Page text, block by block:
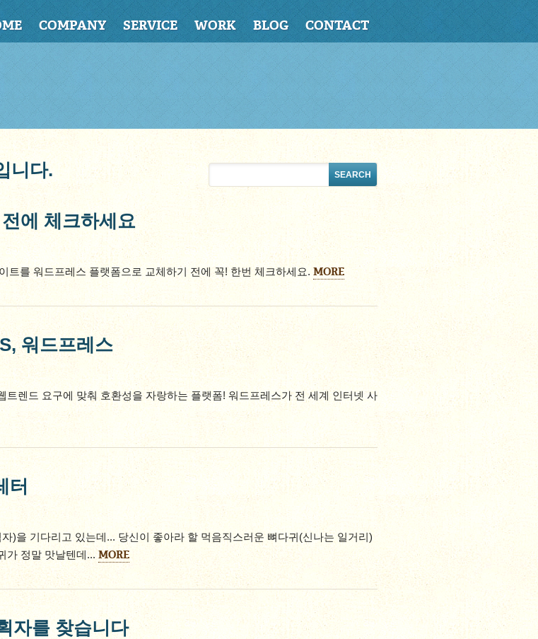
COMPANY SERVICE WORK BLOG CONTACT
니다.
에 체크하세요
트를 워드프레스 플랫폼으로 교체하기 전에 꼭! 한번 체크하세요. MORE
워드프레스
렌드 요구에 맞춰 호환성을 자랑하는 플랫폼! 워드프레스가 전 세계 인터넷 사
터
)을 기다리고 있는데... 당신이 좋아라 할 먹음직스러운 뼈다귀(신나는 일거리)
가 정말 맛날텐데...MORE
자를 찾습니다